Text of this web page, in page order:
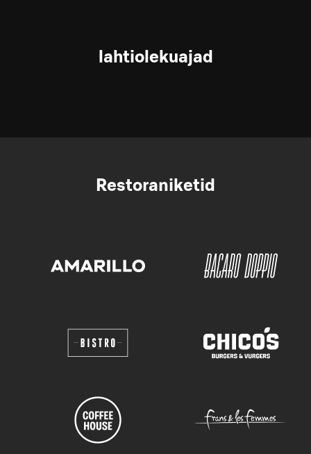
lahtiolekuajad
Restoraniketid